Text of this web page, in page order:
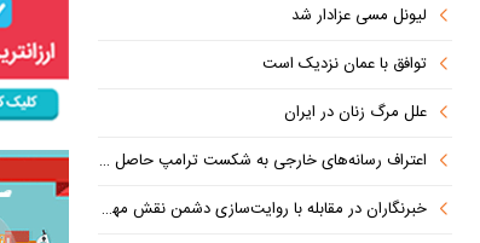
لیونل مسی عزادار شد
توافق با عمان نزدیک است
علل مرگ زنان در ایران
اعتراف رسانه‌های خارجی به شکست ترامپ حاصل مجاهدت رسانه‌های انقلابی است
خبرنگاران در مقابله با روایت‌سازی دشمن نقش مهمی دارند